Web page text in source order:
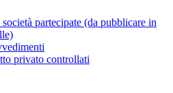
partecipate (da pubblicare in
privato controllati